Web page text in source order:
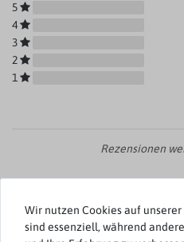
5
4
3
2
1
Rezensionen
Wir nutzen Cookies auf
sind essenziell, während